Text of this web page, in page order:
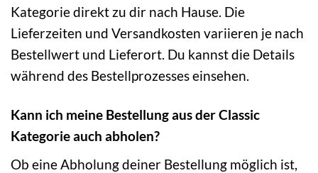
Kategorie direkt zu dir nach Hause. Die
Lieferzeiten und Versandkosten variieren je nach
Bestellwert und Lieferort. Du kannst die Details
während des Bestellprozesses einsehen.
Kann ich meine Bestellung aus der Classic
Kategorie auch abholen?
Ob eine Abholung deiner Bestellung möglich ist,